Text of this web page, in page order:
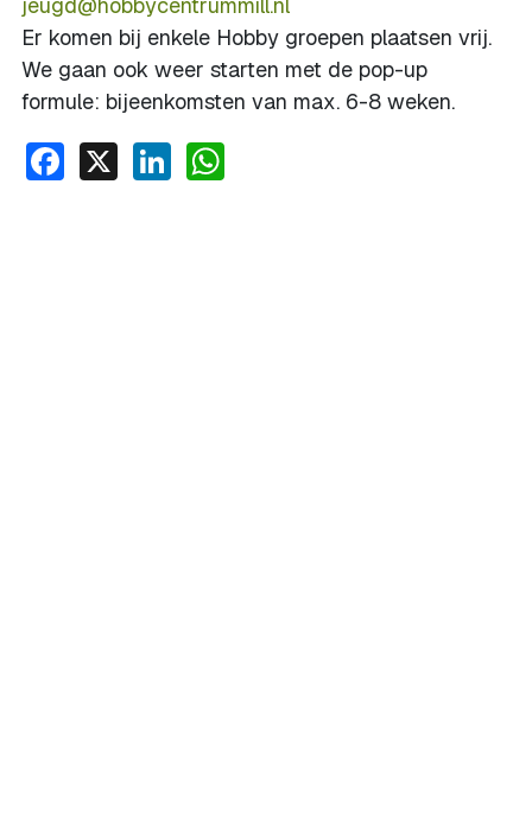
Er komen bij enkele Hobby groepen plaatsen vrij.
We gaan ook weer starten met de pop-up
formule: bijeenkomsten van max. 6-8 weken.
Facebook
X LinkedIn